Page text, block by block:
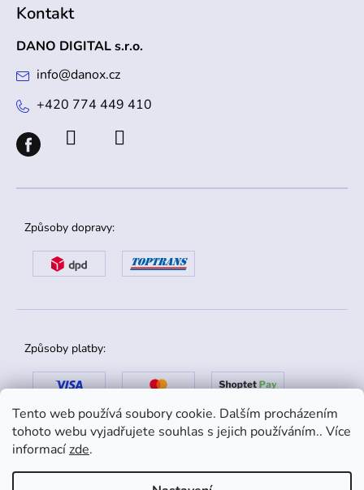
Tento web používá soubory cookie. Dalším procházením
tohoto webu vyjadřujete souhlas s jejich používáním.. Více
informacízde.
Kontakt
DANO DIGITAL s.r.o.
info@danox.cz
+420 774 449 410
Způsoby dopravy:
Způsoby platby: